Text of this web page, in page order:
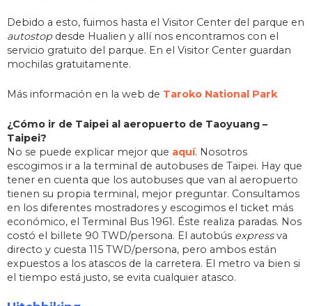
Debido a esto, fuimos hasta el Visitor Center del parque en
autostopdesde Hualien y allí nos encontramos con el
servicio gratuito del parque. En el Visitor Center guardan
mochilas gratuitamente.
Más información en la web de Taroko National Park
¿Cómo ir de Taipei al aeropuerto de Taoyuang –
Taipei?
No se puede explicar mejor que aquí. Nosotros
escogimos ir a la terminal de autobuses de Taipei. Hay que
tener en cuenta que los autobuses que van al aeropuerto
tienen su propia terminal, mejor preguntar. Consultamos
en los diferentes mostradores y escogimos el ticket más
económico, el Terminal Bus 1961. Éste realiza paradas. Nos
costó el billete 90 TWD/persona. El autobús expressva
directo y cuesta 115 TWD/persona, pero ambos están
expuestos a los atascos de la carretera. El metro va bien si
el tiempo está justo, se evita cualquier atasco.